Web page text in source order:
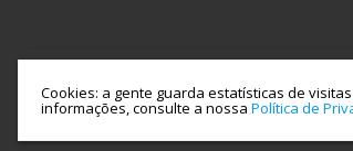
Cookies: a gente guarda estatísticas de
informações, consulte a nossa Política de